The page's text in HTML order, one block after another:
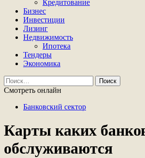
Кредитование
Бизнес
Инвестиции
Лизинг
Недвижимость
Ипотека
Тендеры
Экономика
Найти:
Смотреть онлайн
Банковский сектор
Карты каких
обслуживаются